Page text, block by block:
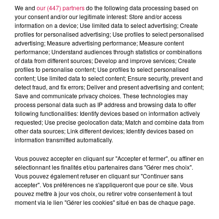
Jeudi 18 septembre : Cocon lyrique,par le
concert d’Astrée. Mini-récital, vivant & joyeux, où
se mêlent des airs d'opéras et chansons de
toujours, d'ici et d'ailleurs. Pour les tout-petits,
elles entonneront aussi des comptines et
berceuses traditionnelles dont des chansons
signées LSF. 3 représentations, à la crèche de
Fourmies, l’EHPAD de Wignehies et à17h30 à la
Médiathèque Antoon Krings de Fourmiesen tous
publics. Réservations au 03 27 69 72 90.
À L'ANTENNE
We and our (447) partnersdo the following data processing based on
your consent and/or our legitimate interest: Store and/or access
information on a device; Use limited data to select advertising; Create
profiles for personalised advertising; Use profiles to select personalised
advertising; Measure advertising performance; Measure content
performance; Understand audiences through statistics or combinations
of data from different sources; Develop and improve services; Create
profiles to personalise content; Use profiles to select personalised
content; Use limited data to select content; Ensure security, prevent and
detect fraud, and fix errors; Deliver and present advertising and content;
Save and communicate privacy choices. These technologies may
process personal data such as IP address and browsing data to offer
following functionalities: Identify devices based on information actively
requested; Use precise geolocation data; Match and combine data from
other data sources; Link different devices; Identify devices based on
information transmitted automatically.
Vous pouvez accepter en cliquant sur "Accepter et fermer", ou affiner en
sélectionnant les finalités et/ou partenaires dans "Gérer mes choix".
Vous pouvez également refuser en cliquant sur "Continuer sans
accepter". Vos préférences ne s'appliqueront que pour ce site. Vous
pouvez mettre à jour vos choix, ou retirer votre consentement à tout
moment via le lien "Gérer les cookies" situé en bas de chaque page.